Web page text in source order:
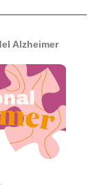
Alzheimer